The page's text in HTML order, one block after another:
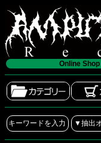
Online Shop